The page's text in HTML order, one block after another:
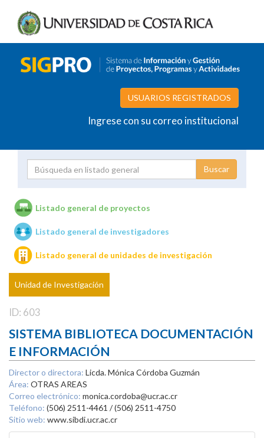
USUARIOS REGISTRADOS
Ingrese con su correo institucional
Unidades de investigación
Listado general de proyectos
Listado general de investigadores
Listado general de unidades de investigación
Unidad de Investigación
ID: 603
SISTEMA BIBLIOTECA DOCUMENTACIÓN
E INFORMACIÓN
Director o directora: Licda. Mónica Córdoba Guzmán
Área: OTRAS AREAS
Correo electrónico: monica.cordoba@ucr.ac.cr
Teléfono: (506) 2511-4461 / (506) 2511-4750
Sitio web: www.sibdi.ucr.ac.cr